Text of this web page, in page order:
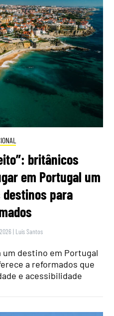
britânicos
em Portugal um
para
| Luís Santos
destino em Portugal
a reformados que
e acessibilidade